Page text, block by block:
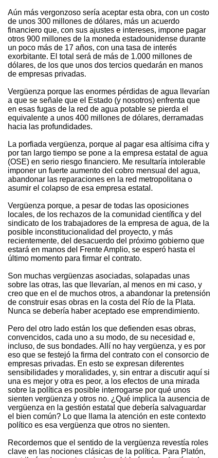
Aún más vergonzoso sería aceptar esta obra, con un costo
de unos 300 millones de dólares, más un acuerdo
financiero que, con sus ajustes e intereses, impone pagar
otros 900 millones de la moneda estadounidense durante
un poco más de 17 años, con una tasa de interés
exorbitante. El total será de más de 1.000 millones de
dólares, de los que unos dos tercios quedarán en manos
de empresas privadas.
Vergüenza porque las enormes pérdidas de agua llevarían
a que se señale que el Estado (y nosotros) enfrenta que
en esas fugas de la red de agua potable se pierda el
equivalente a unos 400 millones de dólares, derramadas
hacia las profundidades.
La porfiada vergüenza, porque al pagar esa altísima cifra y
por tan largo tiempo se pone a la empresa estatal de agua
(OSE) en serio riesgo financiero. Me resultaría intolerable
imponer un fuerte aumento del cobro mensual del agua,
abandonar las reparaciones en la red metropolitana o
asumir el colapso de esa empresa estatal.
Vergüenza porque, a pesar de todas las oposiciones
locales, de los rechazos de la comunidad científica y del
sindicato de los trabajadores de la empresa de agua, de la
posible inconstitucionalidad del proyecto, y más
recientemente, del desacuerdo del próximo gobierno que
estará en manos del Frente Amplio, se esperó hasta el
último momento para firmar el contrato.
Son muchas vergüenzas asociadas, solapadas unas
sobre las otras, las que llevarían, al menos en mi caso, y
creo que en el de muchos otros, a abandonar la pretensión
de construir esas obras en la costa del Río de la Plata.
Nunca se debería haber aceptado ese emprendimiento.
Pero del otro lado están los que defienden esas obras,
convencidos, cada uno a su modo, de su necesidad e,
incluso, de sus bondades. Allí no hay vergüenza, y es por
eso que se festejó la firma del contrato con el consorcio de
empresas privadas. En esto se expresan diferentes
sensibilidades y moralidades, y, sin entrar a discutir aquí si
una es mejor y otra es peor, a los efectos de una mirada
sobre la política es posible interrogarse por qué unos
sienten vergüenza y otros no. ¿Qué implica la ausencia de
vergüenza en la gestión estatal que debería salvaguardar
el bien común? Lo que llama la atención en este contexto
político es esa vergüenza que otros no sienten.
Recordemos que el sentido de la vergüenza revestía roles
clave en las nociones clásicas de la política. Para Platón,